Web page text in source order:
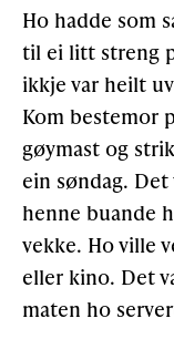
Ho hadde som
til ei litt streng
ikkje var heilt
Kom bestemor
gøymast og
ein søndag.
henne buande
vekke. Ho ville
eller kino. Det
maten ho